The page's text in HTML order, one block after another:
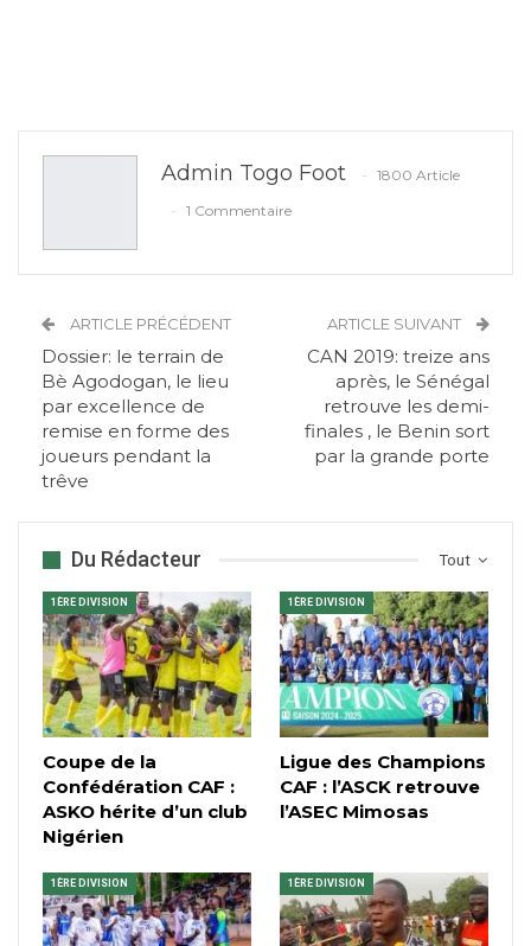
Admin Togo Foot
1800 Article
1 Commentaire
ARTICLE PRÉCÉDENT
Dossier: le terrain de
Bè Agodogan, le lieu
par excellence de
remise en forme des
joueurs pendant la
trêve
ARTICLE SUIVANT
CAN 2019: treize ans
après, le Sénégal
retrouve les demi-
finales , le Benin sort
par la grande porte
Tout
Du Rédacteur
1ÈRE DIVISION
Coupe de la
Confédération CAF :
ASKO hérite d’un club
Nigérien
1ÈRE DIVISION
Ligue des Champions
CAF : l’ASCK retrouve
l’ASEC Mimosas
1ÈRE DIVISION 1ÈRE DIVISION